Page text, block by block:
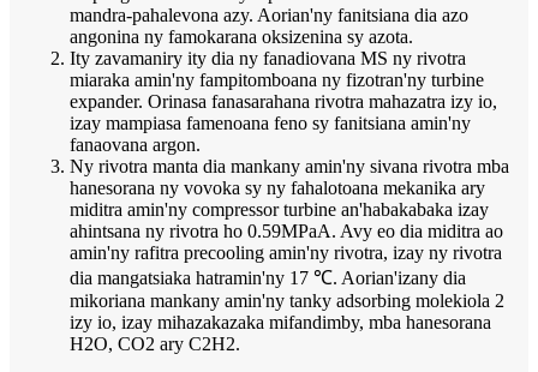
mandra-pahalevona azy. Aorian'ny fanitsiana dia azo
angonina ny famokarana oksizenina sy azota.
Ity zavamaniry ity dia ny fanadiovana MS ny rivotra
miaraka amin'ny fampitomboana ny fizotran'ny turbine
expander. Orinasa fanasarahana rivotra mahazatra izy io,
izay mampiasa famenoana feno sy fanitsiana amin'ny
fanaovana argon.
Ny rivotra manta dia mankany amin'ny sivana rivotra mba
hanesorana ny vovoka sy ny fahalotoana mekanika ary
miditra amin'ny compressor turbine an'habakabaka izay
ahintsana ny rivotra ho 0.59MPaA. Avy eo dia miditra ao
amin'ny rafitra precooling amin'ny rivotra, izay ny rivotra
dia mangatsiaka hatramin'ny 17 ℃. Aorian'izany dia
mikoriana mankany amin'ny tanky adsorbing molekiola 2
izy io, izay mihazakazaka mifandimby, mba hanesorana
H2O, CO2 ary C2H2.